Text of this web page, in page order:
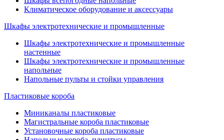
Климатическое оборудование и аксессуары
Шкафы электротехнические и промышленные
Шкафы электротехнические и промышленные
настенные
Шкафы электротехнические и промышленные
напольные
Напольные пульты и стойки управления
Пластиковые короба
Миниканалы пластиковые
Магистральные короба пластиковые
Установочные короба пластиковые